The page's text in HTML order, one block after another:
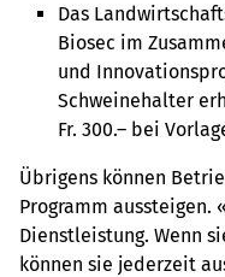
Das
Biosec im
und
Schweinehalter
Fr. 300.– bei
Übrigens können
Programm aussteigen.
Dienstleistung. Wenn
können sie jederzeit